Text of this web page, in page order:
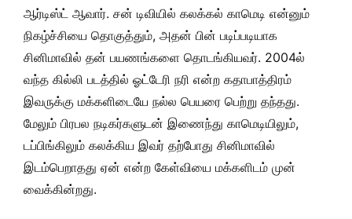
ஆர்டிஸ்ட் ஆவார். சன் டிவியில் கலக்கல் காமெடி என்னும்
நிகழ்ச்சியை தொகுத்தும், அதன் பின் படிப்படியாக
சினிமாவில் தன் பயணங்களை தொடங்கியவர். 2004ல்
வந்த கில்லி படத்தில் ஓட்டேரி நரி என்ற கதாபாத்திரம்
இவருக்கு மக்களிடையே நல்ல பெயரை பெற்று தந்தது.
மேலும் பிரபல நடிகர்களுடன் இணைந்து காமெடியிலும்,
டப்பிங்கிலும் கலக்கிய இவர் தற்போது சினிமாவில்
இடம்பெறாதது ஏன் என்ற கேள்வியை மக்களிடம் முன்
வைக்கின்றது.